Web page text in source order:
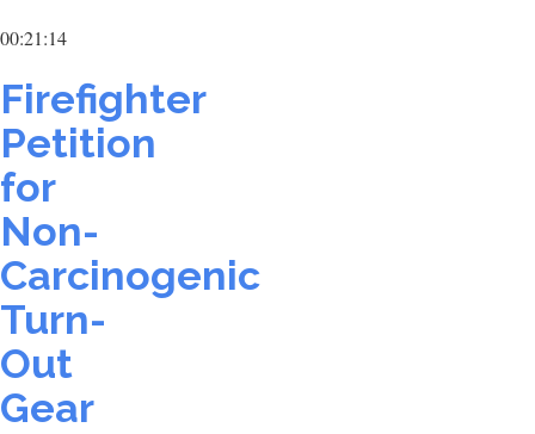
00:21:14
Firefighter
Petition
for
Non-
Carcinogenic
Turn-
Out
Gear